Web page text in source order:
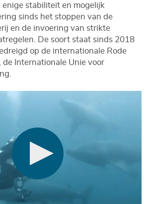
stabiliteit en mogelijk
sinds het stoppen van de
en de invoering van strikte
De soort staat sinds 2018
op de internationale Rode
, de Internationale Unie voor